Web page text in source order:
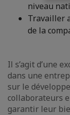
niveau
Travailler
de la
Il s’agit d’une
dans une
sur le
collaborateurs
garantir leur